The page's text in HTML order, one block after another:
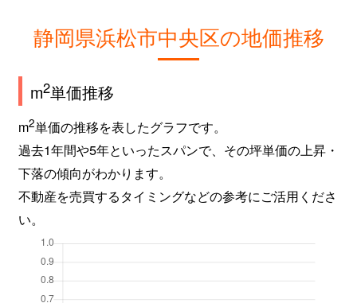
静岡県浜松市中央区の地価推移
m2単価推移
m2単価の推移を表したグラフです。
過去1年間や5年といったスパンで、その坪単価の上昇・
下落の傾向がわかります。
不動産を売買するタイミングなどの参考にご活用くださ
い。